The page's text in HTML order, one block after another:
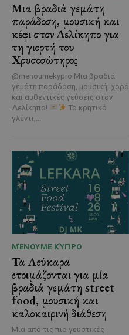
Μια βραδιά γεμάτη
παράδοση, μουσική και
κέφι στον Δελίκηπο για
τη γιορτή του
Χρυσοσώτηρος
@menoumekypro Μια βραδιά
γεμάτη παράδοση, μουσική, χορό
και αυθεντικές γεύσεις στον
Δελίκηπο!
Το κρητικό
γλέντι,...
ΜΈΝΟΥΜΕ ΚΎΠΡΟ
Τα Λεύκαρα
ετοιμάζονται για μία
βραδιά γεμάτη street
food, μουσική και
καλοκαιρινή διάθεση
Μία από τις πιο γευστικές